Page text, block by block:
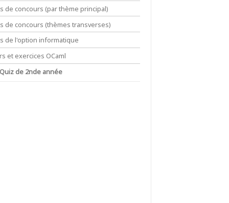
de concours (par thème principal)
de concours (thèmes transverses)
de l'option informatique
et exercices OCaml
de 2nde année